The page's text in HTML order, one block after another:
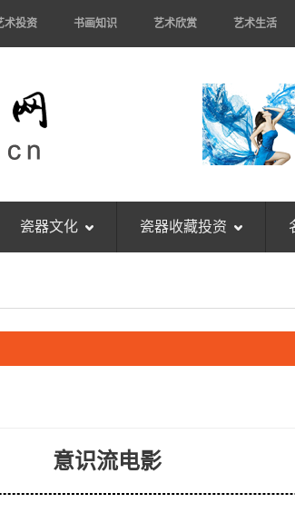
术投资 书画知识 艺术欣赏 艺术生活
瓷器文化 瓷器收藏投资
意识流电影